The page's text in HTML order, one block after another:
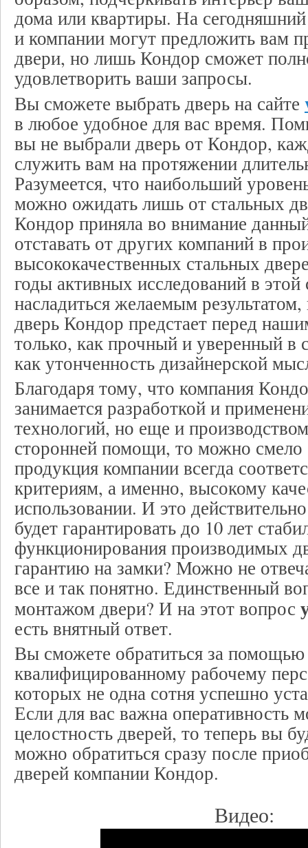
дома или квартиры. На
и компании могут предложить вам
двери, но лишь Кондор сможет
удовлетворить ваши запросы.
Вы сможете выбрать дверь на сайте
в любое удобное для вас время.
вы не выбрали дверь от Кондор,
служить вам на протяжении
Разумеется, что наибольший
можно ожидать лишь от стальных
Кондор приняла во внимание
отставать от других компаний в
высококачественных стальных
годы активных исследований в
насладиться желаемым
дверь Кондор предстает перед
только, как прочный и уверенный в
как утонченность дизайнерской
Благодаря тому, что компания
занимается разработкой и
технологий, но еще и
сторонней помощи, то можно смело
продукция компании всегда
критериям, а именно, высокому
использовании. И это
будет гарантировать до 10 лет
функционирования производимых
гарантию на замки? Можно не
все и так понятно. Единственный
монтажом двери? И на этот вопрос
есть внятный ответ.
Вы сможете обратиться за
квалифицированному рабочему
которых не одна сотня успешно
Если для вас важна оперативность
целостность дверей, то теперь вы
можно обратиться сразу после
дверей компании Кондор.
Видео: